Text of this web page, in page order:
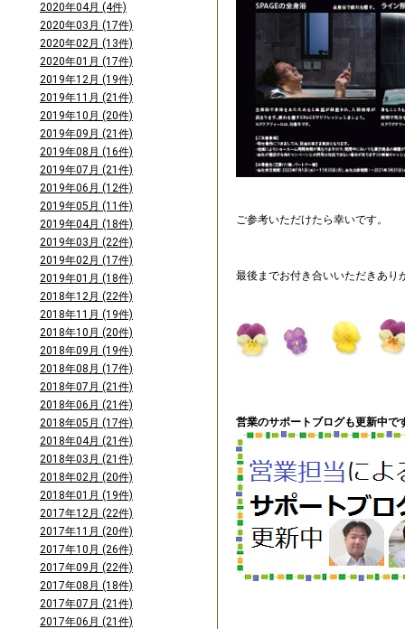
ご参考いただけたら幸いです。
最後までお付き合いいただきあり
営業のサポートブログも更新中で
2020年04月 (4件)
2020年03月 (17件)
2020年02月 (13件)
2020年01月 (17件)
2019年12月 (19件)
2019年11月 (21件)
2019年10月 (20件)
2019年09月 (21件)
2019年08月 (16件)
2019年07月 (21件)
2019年06月 (12件)
2019年05月 (11件)
2019年04月 (18件)
2019年03月 (22件)
2019年02月 (17件)
2019年01月 (18件)
2018年12月 (22件)
2018年11月 (19件)
2018年10月 (20件)
2018年09月 (19件)
2018年08月 (17件)
2018年07月 (21件)
2018年06月 (21件)
2018年05月 (17件)
2018年04月 (21件)
2018年03月 (21件)
2018年02月 (20件)
2018年01月 (19件)
2017年12月 (22件)
2017年11月 (20件)
2017年10月 (26件)
2017年09月 (22件)
2017年08月 (18件)
2017年07月 (21件)
2017年06月 (21件)